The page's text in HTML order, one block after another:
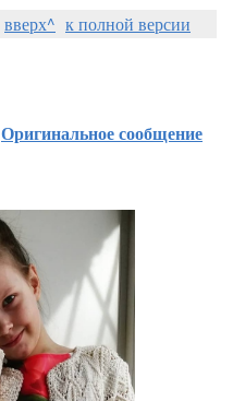
вверх^ к полной версии
Оригинальное сообщение